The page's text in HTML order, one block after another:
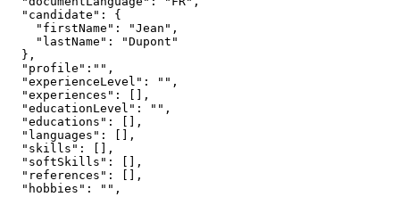
  "candidate": {
    "firstName": "Jean",
    "lastName": "Dupont"
  },
  "profile":"",
  "experienceLevel": "",
  "experiences": [],
  "educationLevel": "",
  "educations": [],
  "languages": [],
  "skills": [],
  "softSkills": [],
  "references": [],
  "hobbies": "",